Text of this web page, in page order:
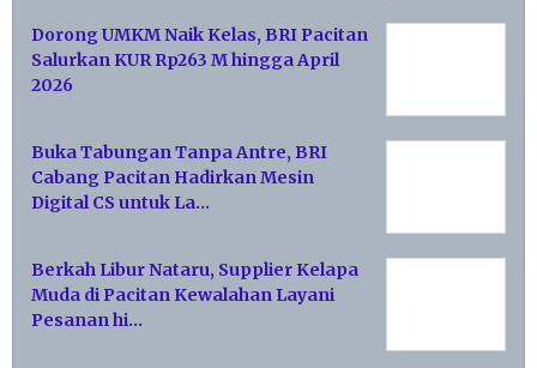
Dorong UMKM Naik Kelas, BRI Pacitan
Salurkan KUR Rp263 M hingga April
2026
Buka Tabungan Tanpa Antre, BRI
Cabang Pacitan Hadirkan Mesin
Digital CS untuk La…
Berkah Libur Nataru, Supplier Kelapa
Muda di Pacitan Kewalahan Layani
Pesanan hi…